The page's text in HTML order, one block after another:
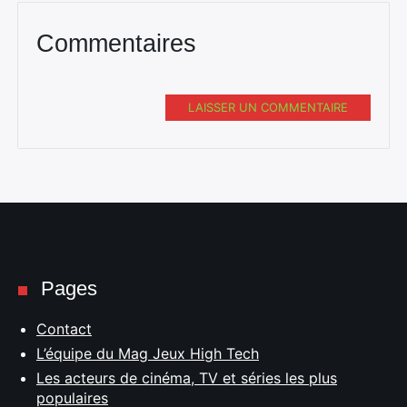
Commentaires
LAISSER UN COMMENTAIRE
Pages
Contact
L’équipe du Mag Jeux High Tech
Les acteurs de cinéma, TV et séries les plus
populaires